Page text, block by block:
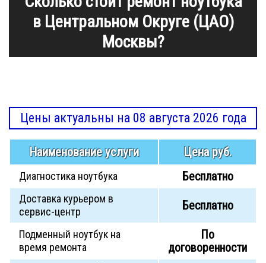
в Центральном Округе (ЦАО)
Москвы?
Цены актуальны на 08 августа 2026 года
Наименование услуги Цена руб.
Диагностика ноутбука Бесплатно
Доставка курьером в
сервис-центр
Бесплатно
Подменный ноутбук на
время ремонта
По
договоренности